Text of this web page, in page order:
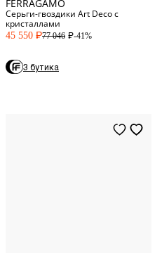
FERRAGAMO
Серьги-гвоздики Art Deco с
кристаллами
45 550 P77 046 P-41%
3 бутика